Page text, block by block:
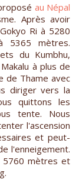
au Népal
Après avoir
Ri à 5280
5365 mètres.
du Kumbhu,
à plus de
de Thame avec
diriger vers la
quittons les
tente. Nous
l'ascension
et peut-
l'enneigement.
5760 mètres et